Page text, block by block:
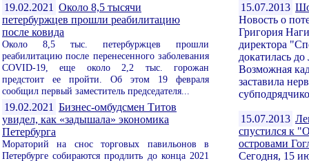
19.02.2021 Около 8,5 тысячи
петербуржцев прошли реабилитацию
после ковида
Около 8,5 тыс. петербуржцев прошли
реабилитацию после перенесенного заболевания
COVID-19, еще около 2,2 тыс. горожан
предстоит ее пройти. Об этом 19 февраля
сообщил первый заместитель председателя...
19.02.2021 Бизнес-омбудсмен Титов
увидел, как «задышала» экономика
Петербурга
Мораторий на снос торговых павильонов в
Петербурге собираются продлить до конца 2021
15.07.2013
Новость о
Григория
директора
докатилась
Возможная
заставила
15.07.2013
спустился к
островами
Сегодня, 15